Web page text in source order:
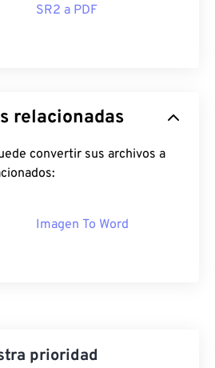
SR2 a PDF
relacionadas
convertir sus archivos a
Imagen To Word
prioridad